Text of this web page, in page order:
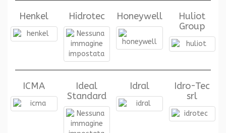
Henkel Hidrotec Honeywell
Huliot
Group
ICMA
Ideal
Standard
Idral
Idro-Tec
srl